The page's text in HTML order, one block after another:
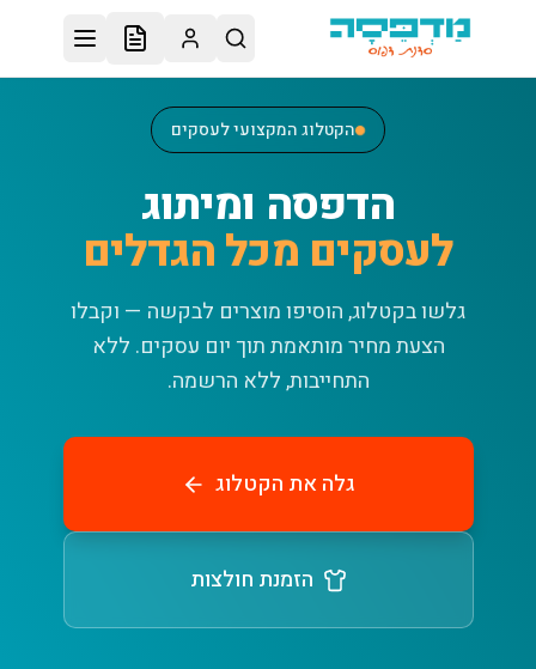
דלג לתוכן הראשי
הקטלוג המקצועי לעסקים
הדפסה ומיתוג
לעסקים מכל הגדלים
גלשו בקטלוג, הוסיפו מוצרים לבקשה — וקבלו
הצעת מחיר מותאמת תוך יום עסקים. ללא
התחייבות, ללא הרשמה.
גלה את הקטלוג
הזמנת חולצות